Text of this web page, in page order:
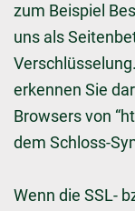
zum Beispiel
uns als
erkennen Sie
Browsers von
dem Schloss-
Wenn die SSL-